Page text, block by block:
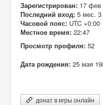
Зарегистрирован: 17 фев
Последний вход: 5 мес. 3
Часовой пояс: UTC +0:00
Местное время: 22:47
Просмотр профиля: 52
Дата рождения: 25 мая
донат в игры онлайн